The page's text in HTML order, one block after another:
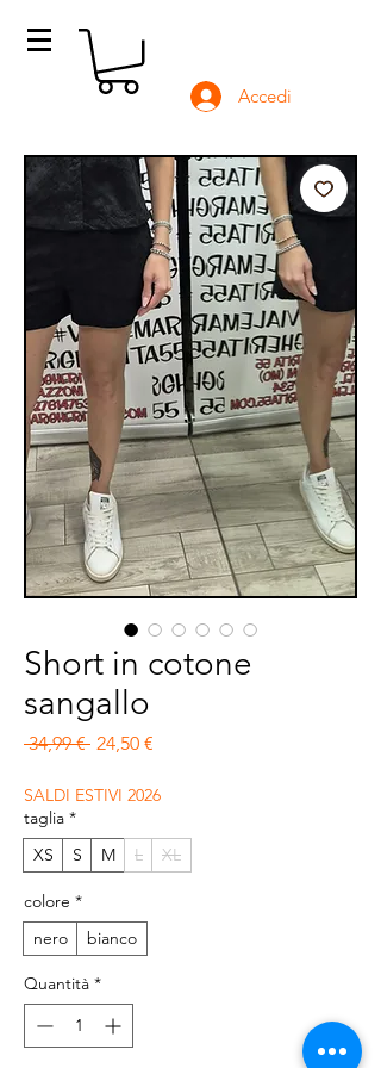
Accedi
Short in cotone
sangallo
34,99 € Prezzo regolare
24,50 €
SALDI ESTIVI 2026
taglia *
XS
S M L XL
colore *
nero
bianco
Quantità *